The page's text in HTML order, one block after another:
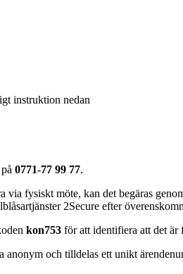
instruktion nedan
0771-77 99 77.
fysiskt möte, kan det begäras
2Secure efter
kon753 för att identifiera att det är
och tilldelas ett unikt